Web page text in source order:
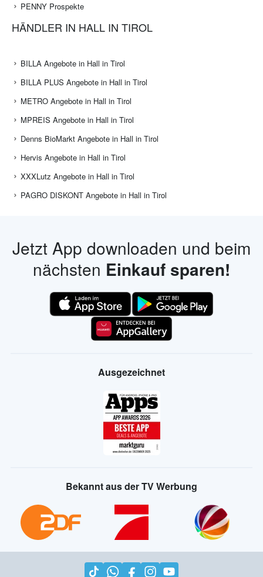
PENNY Prospekte
HÄNDLER IN HALL IN TIROL
BILLA Angebote in Hall in Tirol
BILLA PLUS Angebote in Hall in Tirol
METRO Angebote in Hall in Tirol
MPREIS Angebote in Hall in Tirol
Denns BioMarkt Angebote in Hall in Tirol
Hervis Angebote in Hall in Tirol
XXXLutz Angebote in Hall in Tirol
PAGRO DISKONT Angebote in Hall in Tirol
Jetzt App downloaden und beim
nächsten Einkauf sparen!
Ausgezeichnet
Bekannt aus der TV Werbung